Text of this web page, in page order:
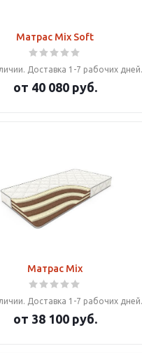
Матрас Mix Soft
Доставка 1-7 рабочих дней.
от 40 080 руб.
Матрас Mix
Доставка 1-7 рабочих дней.
от 38 100 руб.